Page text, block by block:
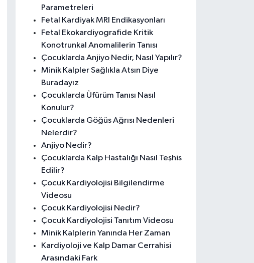
Parametreleri
Fetal Kardiyak MRI Endikasyonları
Fetal Ekokardiyografide Kritik
Konotrunkal Anomalilerin Tanısı
Çocuklarda Anjiyo Nedir, Nasıl Yapılır?
Minik Kalpler Sağlıkla Atsın Diye
Buradayız
Çocuklarda Üfürüm Tanısı Nasıl
Konulur?
Çocuklarda Göğüs Ağrısı Nedenleri
Nelerdir?
Anjiyo Nedir?
Çocuklarda Kalp Hastalığı Nasıl Teşhis
Edilir?
Çocuk Kardiyolojisi Bilgilendirme
Videosu
Çocuk Kardiyolojisi Nedir?
Çocuk Kardiyolojisi Tanıtım Videosu
Minik Kalplerin Yanında Her Zaman
Kardiyoloji ve Kalp Damar Cerrahisi
Arasındaki Fark